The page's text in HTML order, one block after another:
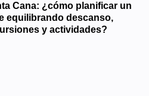
Cana: ¿cómo planificar un
equilibrando descanso,
y actividades?